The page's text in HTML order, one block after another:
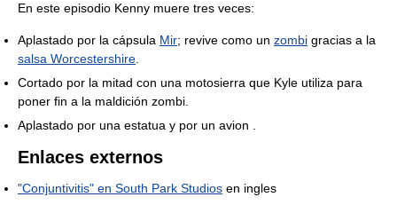
En este episodio Kenny muere tres veces:
Aplastado por la cápsula Mir; revive como un zombi gracias a la
salsa Worcestershire
Cortado por la mitad con una motosierra que Kyle utiliza para
poner fin a la maldición zombi.
Aplastado por una estatua y por un avion .
Enlaces externos
"Conjuntivitis" en South Park Studios en ingles